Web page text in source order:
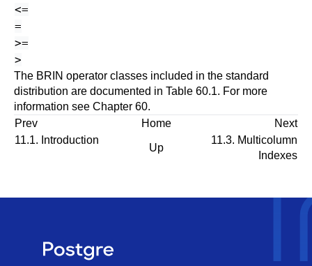
<=
=
>=
>
The BRIN operator classes included in the standard
distribution are documented in Table 60.1. For more
information see Chapter 60.
Prev
Home
Next
11.1. Introduction
Up
11.3. Multicolumn
Indexes